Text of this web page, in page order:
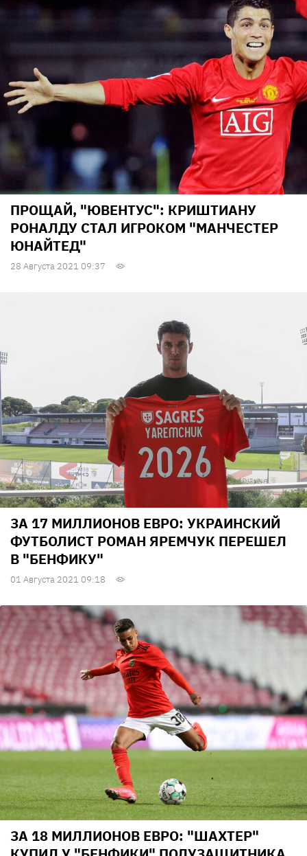
ПРОЩАЙ, "ЮВЕНТУС": КРИШТИАНУ
РОНАЛДУ СТАЛ ИГРОКОМ "МАНЧЕСТЕР
ЮНАЙТЕД"
28 Августа 2021 09:37
ЗА 17 МИЛЛИОНОВ ЕВРО: УКРАИНСКИЙ
ФУТБОЛИСТ РОМАН ЯРЕМЧУК ПЕРЕШЕЛ
В "БЕНФИКУ"
01 Августа 2021 09:18
ЗА 18 МИЛЛИОНОВ ЕВРО: "ШАХТЕР"